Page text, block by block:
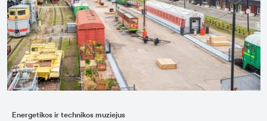
Energetikos ir technikos muziejus